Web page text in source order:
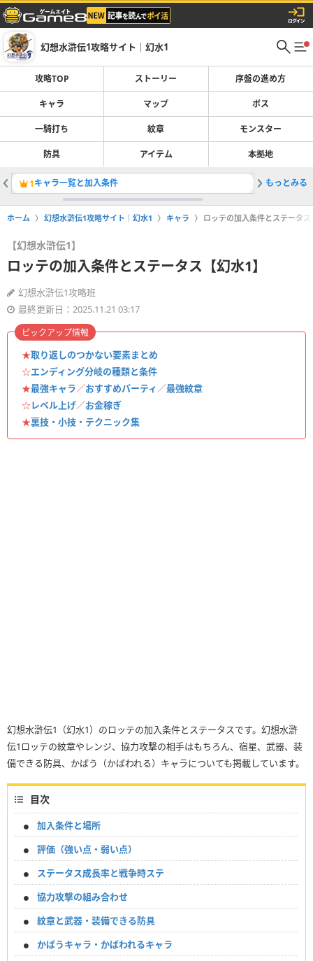
幻想水滸伝1攻略サイト｜幻水1
攻略TOP ストーリー 序盤の進め方
キャラ マップ ボス
一騎打ち 紋章 モンスター
防具 アイテム 本拠地
1キャラ一覧と加入条件 2最強パ
もっとみる
ホーム 幻想水滸伝1攻略サイト｜幻水1 キャラ ロッテの加入条件とステータ
【幻想水滸伝1】
ロッテの加入条件とステータス【幻水1】
幻想水滸伝1攻略班
最終更新日：2025.11.21 03:17
★取り返しのつかない要素まとめ
☆エンディング分岐の種類と条件
★最強キャラ／おすすめパーティ／最強紋章
☆レベル上げ／お金稼ぎ
★裏技・小技・テクニック集
ピックアップ情報
幻想水滸伝1（幻水1）のロッテの加入条件とステータスです。幻想水滸
伝1ロッテの紋章やレンジ、協力攻撃の相手はもちろん、宿星、武器、装
備できる防具、かばう（かばわれる）キャラについても掲載しています。
目次
加入条件と場所
評価（強い点・弱い点）
ステータス成長率と戦争時ステ
協力攻撃の組み合わせ
紋章と武器・装備できる防具
かばうキャラ・かばわれるキャラ